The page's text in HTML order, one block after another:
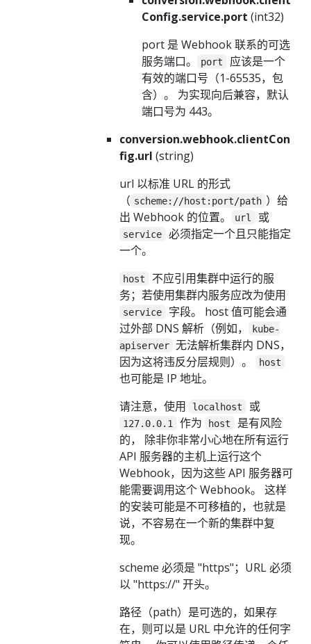
Config.service.port (int32)
port 是 Webhook 联系的可选
服务端口。
port
应该是一个
有效的端口号（1-65535，包
含）。 为实现向后兼容，默认
端口号为 443。
conversion.webhook.clientCon
fig.url (string)
url 以标准 URL 的形式
（ scheme://host:port/path ）给
出 Webhook 的位置。
url 或
service
必须指定一个且只能指定
一个。
host
不应引用集群中运行的服
务；若使用集群内服务应改为使用
service
字段。 host 值可能会通
过外部 DNS 解析（例如，
kube-
apiserver 无法解析集群内 DNS，
因为这将违反分层规则）。
host
也可能是 IP 地址。
请注意，使用
localhost 或
127.0.0.1 作为 host
是有风险
的， 除非你非常小心地在所有运行
API 服务器的主机上运行这个
Webhook，因为这些 API 服务器可
能需要调用这个 Webhook。 这样
的安装可能是不可移植的，也就是
说，不容易在一个新的集群中复
现。
scheme 必须是 "https"；URL 必须
以 "https://" 开头。
路径（path）是可选的，如果存
在，则可以是 URL 中允许的任何字